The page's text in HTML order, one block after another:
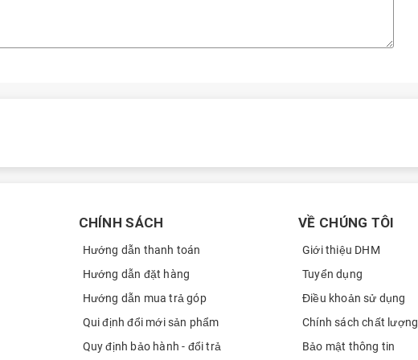
CHÍNH SÁCH
Hướng dẫn thanh toán
Hướng dẫn đặt hàng
Hướng dẫn mua trả góp
Qui định đổi mới sản phẩm
Quy định bảo hành - đổi trả
VỀ CHÚNG TÔI
Giới thiệu DHM
Tuyển dụng
Điều khoản sử dụng
Chính sách chất lượng
Bảo mật thông tin